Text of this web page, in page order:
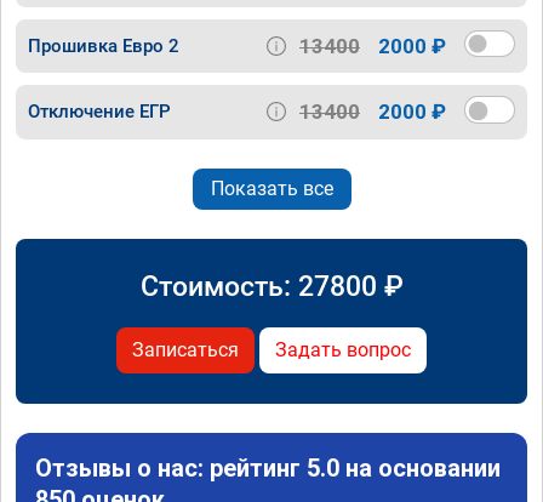
Прошивка Евро 2 13400 2000 ₽
Отключение ЕГР 13400 2000 ₽
Показать все
Стоимость: 27800 ₽
Записаться Задать вопрос
Отзывы о нас: рейтинг 5.0 на основании